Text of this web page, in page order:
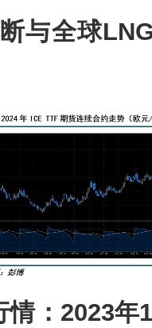
与全球
情：2023年